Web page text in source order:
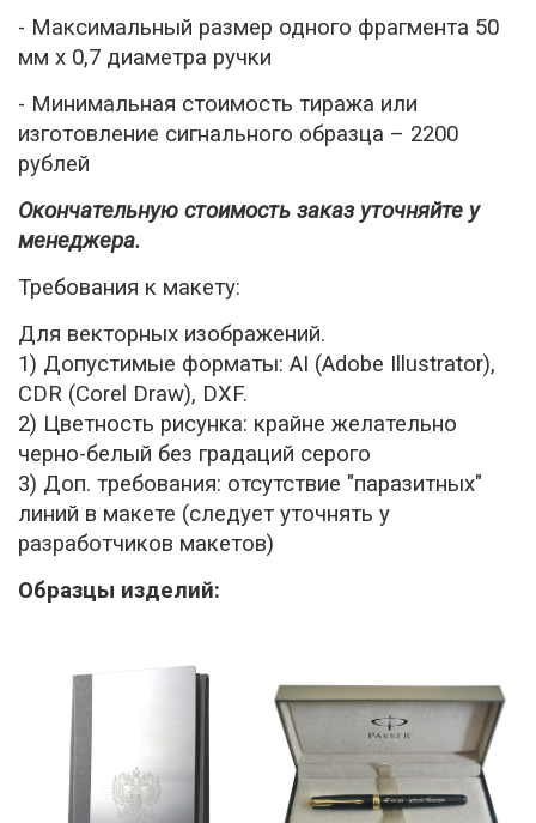
- Максимальный размер одного фрагмента 50
мм х 0,7 диаметра ручки
- Минимальная стоимость тиража или
изготовление сигнального образца – 2200
рублей
Окончательную стоимость заказ уточняйте у
менеджера.
Требования к макету:
Для векторных изображений.
1) Допустимые форматы: AI (Adobe Illustrator),
CDR (Corel Draw), DXF.
2) Цветность рисунка: крайне желательно
черно-белый без градаций серого
3) Доп. требования: отсутствие "паразитных"
линий в макете (следует уточнять у
разработчиков макетов)
Образцы изделий: